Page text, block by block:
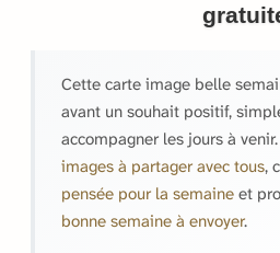
Cette carte image belle
avant un souhait positif,
accompagner les jours à
images à partager avec tous,
pensée pour la semaine et
bonne semaine à envoyer.